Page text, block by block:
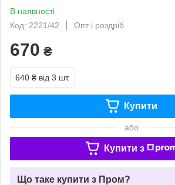
В наявності
Код: 2221/42
Опт і роздріб
670 ₴
640 ₴ від 3 шт.
Купити
або
Купити з
Що таке купити з Пром?